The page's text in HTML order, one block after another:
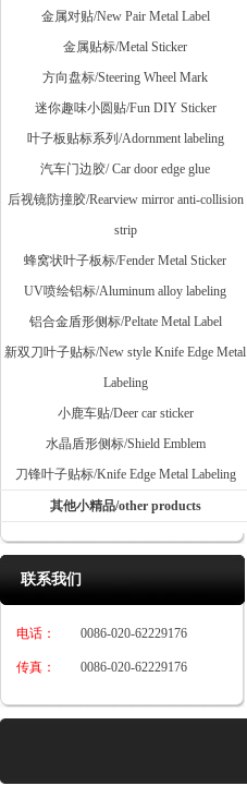
金属对贴/New Pair Metal Label
金属贴标/Metal Sticker
方向盘标/Steering Wheel Mark
迷你趣味小圆贴/Fun DIY Sticker
叶子板贴标系列/Adornment labeling
汽车门边胶/ Car door edge glue
后视镜防撞胶/Rearview mirror anti-collision
strip
蜂窝状叶子板标/Fender Metal Sticker
UV喷绘铝标/Aluminum alloy labeling
铝合金盾形侧标/Peltate Metal Label
新双刀叶子贴标/New style Knife Edge Metal
Labeling
小鹿车贴/Deer car sticker
水晶盾形侧标/Shield Emblem
刀锋叶子贴标/Knife Edge Metal Labeling
其他小精品/other products
联系我们
电话： 0086-020-62229176
传真： 0086-020-62229176